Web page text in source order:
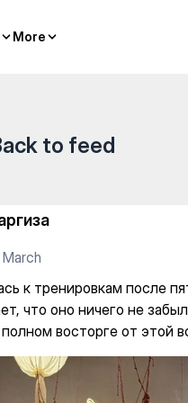
More
More
to feed
March
к тренировкам после
что оно ничего не
восторге от этой